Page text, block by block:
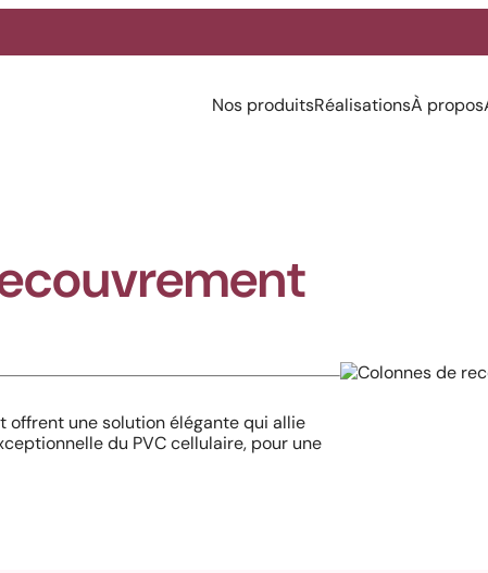
Nos produitsRéalisationsÀ propos
offrent une solution élégante qui allie
du PVC cellulaire, pour une